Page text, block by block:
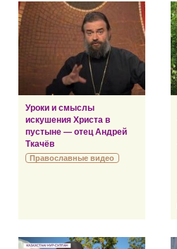
Уроки и смыслы
искушения Христа в
пустыне — отец Андрей
Ткачёв
Православные видео